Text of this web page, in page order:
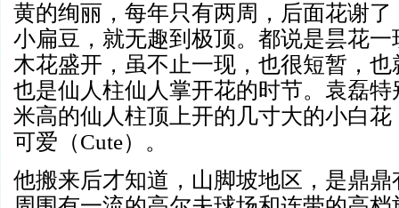
黄的绚丽，每年只有两周，后面花谢
小扁豆，就无趣到极顶。都说是昙花
木花盛开，虽不止一现，也很短暂，
也是仙人柱仙人掌开花的时节。袁磊
米高的仙人柱顶上开的几寸大的小白
可爱（Cute）。
他搬来后才知道，山脚坡地区，是鼎